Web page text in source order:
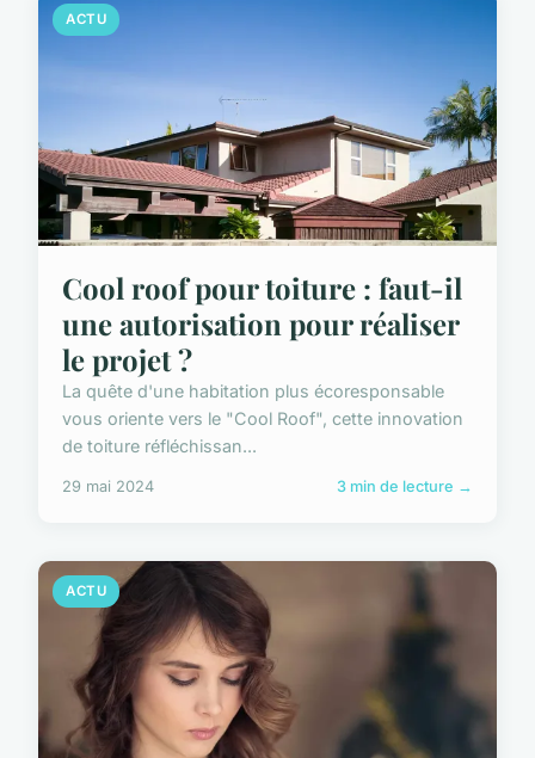
ACTU
Cool roof pour toiture : faut-il
une autorisation pour réaliser
le projet ?
La quête d'une habitation plus écoresponsable
vous oriente vers le "Cool Roof", cette innovation
de toiture réfléchissan...
29 mai 2024 3 min de lecture →
ACTU